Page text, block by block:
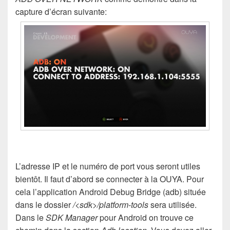
capture d’écran suivante:
L’adresse IP et le numéro de port vous seront utiles
bientôt. Il faut d’abord se connecter à la OUYA. Pour
cela l’application Android Debug Bridge (adb) située
dans le dossier/<sdk>/platform-toolssera utilisée.
Dans leSDK Managerpour Android on trouve ce